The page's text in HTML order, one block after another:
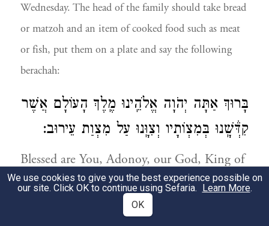
Wednesday. The head of the family should take bread
or matzoh and an item of cooked food such as meat
or fish, put them on a plate and say the following
berachah:
בָּרוּךְ אַתָּה יְהֹוָה אֱלֹהֵֽינוּ מֶֽלֶךְ הָעוֹלָם אֲשֶׁר
קִדְּ֒שָֽׁנוּ בְּמִצְוֹתָיו וְצִוָּֽנוּ עַל מִצְוַת עֵירוּב:
Blessed are You, Adonoy, our God, King of
the Universe Who sanctified us with His
commandments and commanded us
We use cookies to give you the best experience possible on
our site. Click OK to continue using Sefaria. Learn More.
OK